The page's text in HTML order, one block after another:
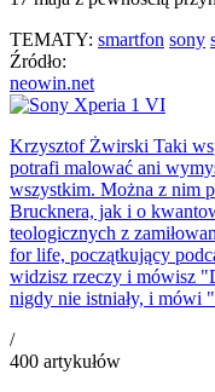
TEMATY: smartfon sony
Źródło:
neowin.net
Krzysztof Żwirski Taki
potrafi malować ani
wszystkim. Można z nim
Brucknera, jak i o
teologicznych z
for life, początkujący
widzisz rzeczy i mówisz
nigdy nie istniały, i mówi
/
400 artykułów